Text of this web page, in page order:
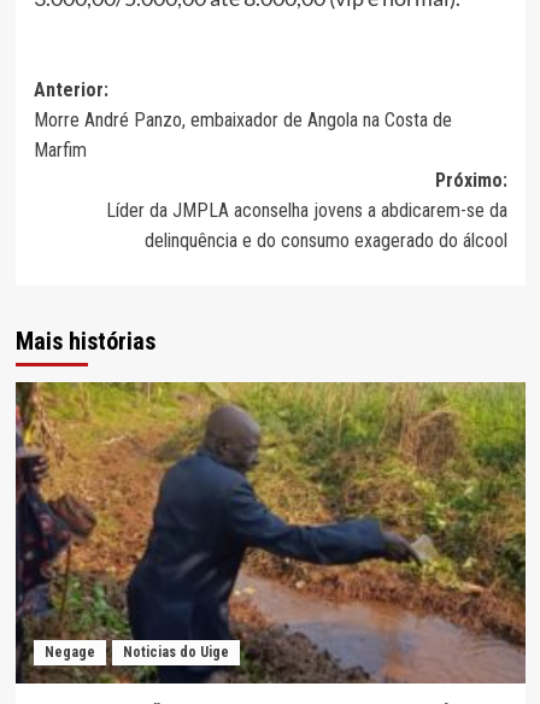
Navegação
de
Anterior:
Morre André Panzo, embaixador de Angola na Costa de
Marfim
Próximo:
Líder da JMPLA aconselha jovens a abdicarem-se da
delinquência e do consumo exagerado do álcool
Mais histórias
Negage Noticias do Uige